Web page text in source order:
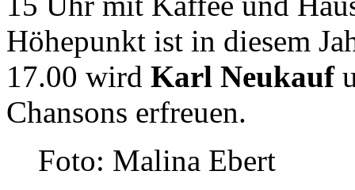
Höhepunkt ist in diesem
17.00 wird Karl Neukauf
Chansons erfreuen.
Foto: Malina Ebert